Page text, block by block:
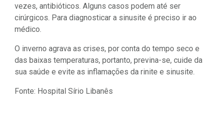
vezes, antibióticos. Alguns casos podem até ser
cirúrgicos. Para diagnosticar a sinusite é preciso ir ao
médico.
O inverno agrava as crises, por conta do tempo seco e
das baixas temperaturas, portanto, previna-se, cuide da
sua saúde e evite as inflamações da rinite e sinusite.
Fonte: Hospital Sírio Libanês